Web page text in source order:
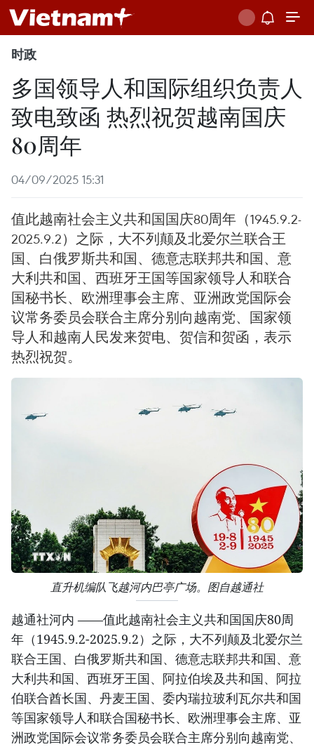
时政
多国领导人和国际组织负责人
致电致函 热烈祝贺越南国庆
80周年
04/09/2025 15:31
值此越南社会主义共和国国庆80周年（1945.9.2-
2025.9.2）之际，大不列颠及北爱尔兰联合王
国、白俄罗斯共和国、德意志联邦共和国、意
大利共和国、西班牙王国等国家领导人和联合
国秘书长、欧洲理事会主席、亚洲政党国际会
议常务委员会联合主席分别向越南党、国家领
导人和越南人民发来贺电、贺信和贺函，表示
热烈祝贺。
直升机编队飞越河内巴亭广场。图自越通社
越通社河内 ——值此越南社会主义共和国国庆80周
年（1945.9.2-2025.9.2）之际，大不列颠及北爱尔兰
联合王国、白俄罗斯共和国、德意志联邦共和国、意
大利共和国、西班牙王国、阿拉伯埃及共和国、阿拉
伯联合酋长国、丹麦王国、委内瑞拉玻利瓦尔共和国
等国家领导人和联合国秘书长、欧洲理事会主席、亚
洲政党国际会议常务委员会联合主席分别向越南党、